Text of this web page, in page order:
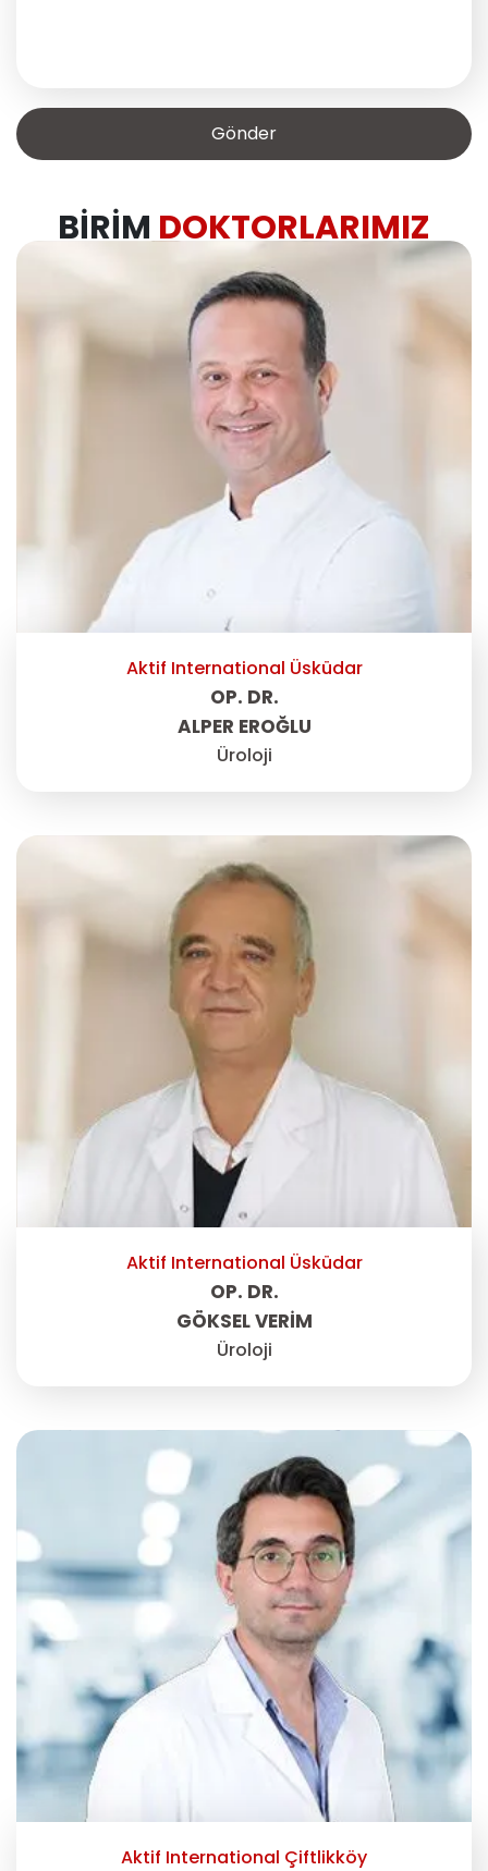
BIRIM DOKTORLARIMIZ
Aktif International Üsküdar
OP. DR.
ALPER EROĞLU
Üroloji
Aktif International Üsküdar
OP. DR.
GÖKSEL VERİM
Üroloji
Aktif International Çiftlikköy